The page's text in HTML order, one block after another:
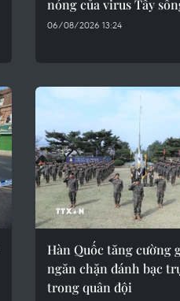
nóng của virus Tây
06/08/2026 13:24
Hàn Quốc tăng cường
ngăn chặn đánh bạc
trong quân đội